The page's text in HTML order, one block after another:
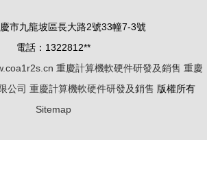
計算機軟
件研發及
養
市九龍坡區長大路2號33幢7-3號
電話：1322812**
重慶計算機軟硬件研發及銷售 重慶
公司 重慶計算機軟硬件研發及銷售 版權所有
Sitemap